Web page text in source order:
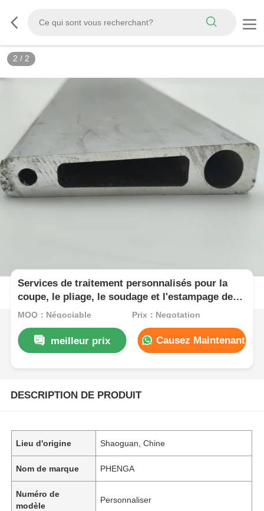
2 / 2
Services de traitement personnalisés pour la
coupe, le pliage, le soudage et l'estampage de
profilés en aluminium extrudé
MOQ：Négociable Prix：Negotation
meilleur prix Causez Maintenant
DESCRIPTION DE PRODUIT
Lieu d'origine Shaoguan, Chine
Nom de marque PHENGA
Numéro de
modèle
Personnaliser